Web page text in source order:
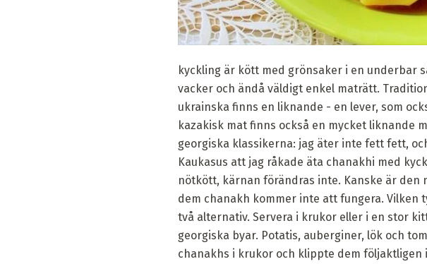
kyckling är kött med grönsaker i en underbar
vacker och ändå väldigt enkel maträtt.
ukrainska finns en liknande - en lever, som
kazakisk mat finns också en mycket liknande
georgiska klassikerna: jag äter inte fett fett,
Kaukasus att jag råkade äta chanakhi med
nötkött, kärnan förändras inte. Kanske är
dem chanakh kommer inte att fungera. Vilken
två alternativ. Servera i krukor eller i en stor
georgiska byar. Potatis, auberginer, lök och
chanakhs i krukor och klippte dem följaktligen